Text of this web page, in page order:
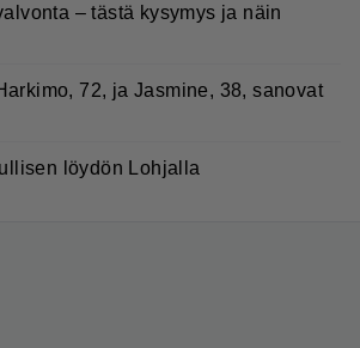
– tästä kysymys ja näin
72, ja Jasmine, 38, sanovat
löydön Lohjalla